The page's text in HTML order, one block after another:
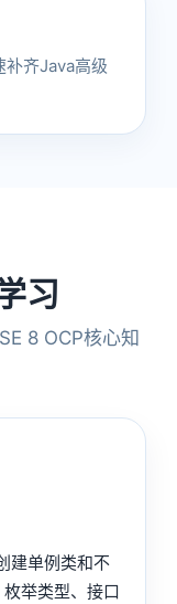
补齐Java高级
习
8 OCP核心知
建单例类和不
举类型、接口